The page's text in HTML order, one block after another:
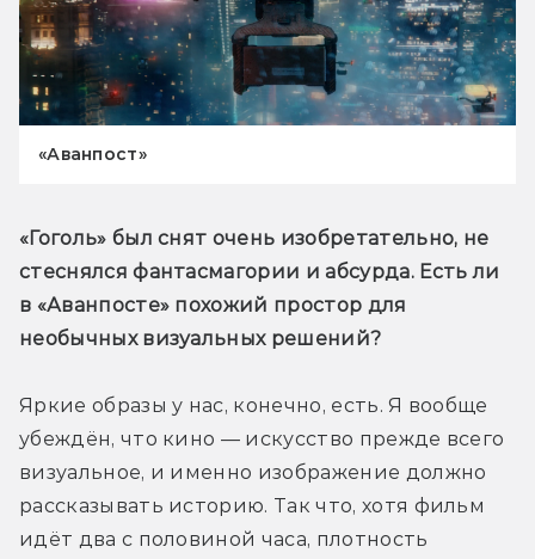
«Аванпост»
«Гоголь» был снят очень изобретательно, не
стеснялся фантасмагории и абсурда. Есть ли
в «Аванпосте» похожий простор для
необычных визуальных решений?
Яркие образы у нас, конечно, есть. Я вообще
убеждён, что кино — искусство прежде всего
визуальное, и именно изображение должно
рассказывать историю. Так что, хотя фильм
идёт два с половиной часа, плотность